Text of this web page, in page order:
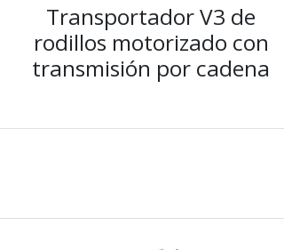
Transportador V3 de
rodillos motorizado con
transmisión por cadena